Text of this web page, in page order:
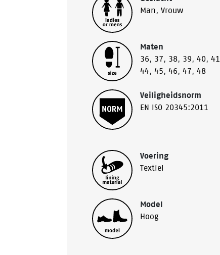
Man, Vrouw
Maten
36, 37, 38, 39, 40, 41
44, 45, 46, 47, 48
Veiligheidsnorm
EN ISO 20345:2011
Voering
Textiel
Model
Hoog